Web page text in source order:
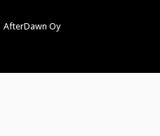
AfterDawn Oy